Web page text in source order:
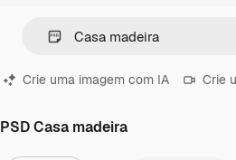
Crie uma imagem com IA Crie
PSD Casa madeira